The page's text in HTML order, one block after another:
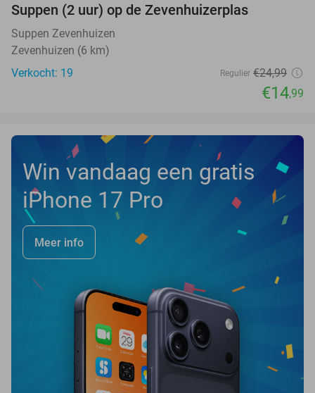
NEW
TODAY
Suppen (2 uur) op de Zevenhuizerplas
Suppen Zevenhuizen
Zevenhuizen (6 km)
Verkocht: 19
Regulier €24,99
€14,99
Win vandaag een gratis
iPhone 17 Pro
Meer info